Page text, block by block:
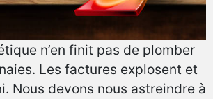
n’en finit pas de plomber
Les factures explosent et
Nous devons nous astreindre à